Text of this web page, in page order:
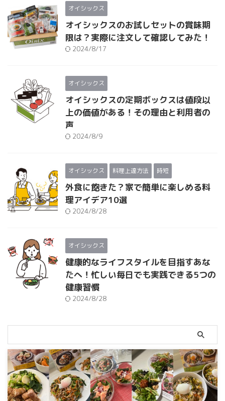
オイシックス
オイシックスのお試しセットの賞味期
限は？実際に注文して確認してみた！
2024/8/17
オイシックス
オイシックスの定期ボックスは値段以
上の価値がある！その理由と利用者の
声
2024/8/9
オイシックス 料理上達方法 時短
外食に飽きた？家で簡単に楽しめる料
理アイデア10選
2024/8/28
オイシックス
健康的なライフスタイルを目指すあな
たへ！忙しい毎日でも実践できる5つの
健康習慣
2024/8/28